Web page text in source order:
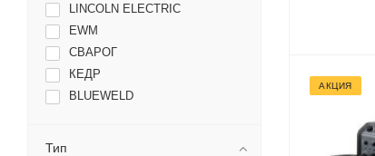
АКЦИЯ
LINCOLN ELECTRIC
EWM
СВАРОГ
КЕДР
BLUEWELD
Тип